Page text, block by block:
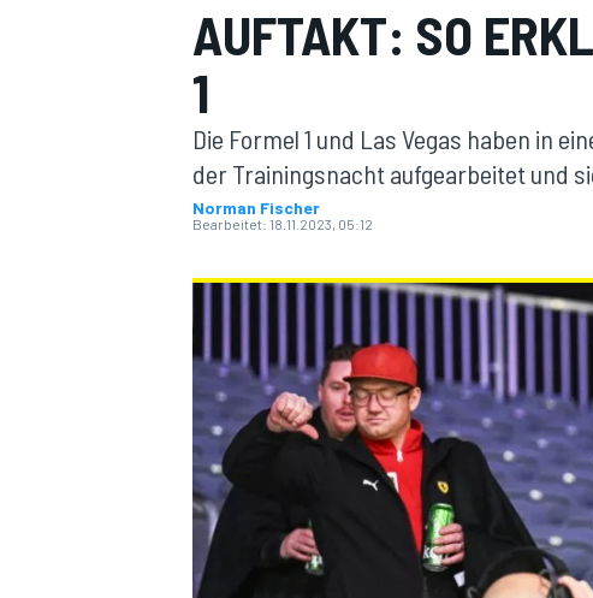
MOTOGP
AUFTAKT: SO
1
Die Formel 1 und Las Vegas haben in
der Trainingsnacht aufgearbeitet und
Norman Fischer
Bearbeitet: 18.11.2023, 05:12